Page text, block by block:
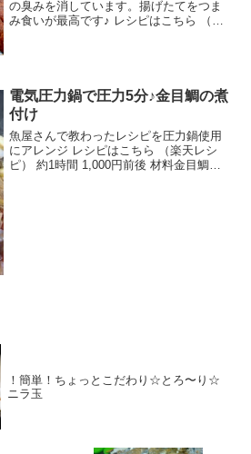
の臭みを消しています。揚げたてをつま
み食いが最高です♪ レシピはこちら （楽
電気圧力鍋で圧力5分♪金目鯛の煮
付け
魚屋さんで教わったレシピを圧力鍋使用
にアレンジ レシピはこちら （楽天レシ
ピ） 約1時間 1,000円前後 材料金目鯛切
！簡単！ちょっとこだわり☆とろ〜り☆
ニラ玉